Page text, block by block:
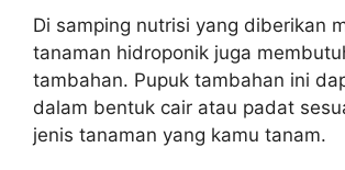
Di samping nutrisi yang diberikan
tanaman hidroponik juga
tambahan. Pupuk tambahan ini
dalam bentuk cair atau padat
jenis tanaman yang kamu tanam.